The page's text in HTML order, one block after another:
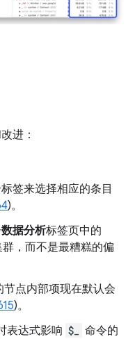
进：
签来选择相应的条目
)。
数据分析标签页中的
，而不是最糟糕的偏
节点内部项现在默认会
)。
表达式影响 $_
命令的